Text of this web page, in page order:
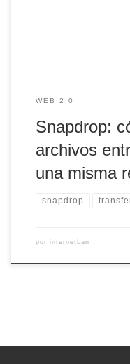
WEB 2.0
Snapdrop:
archivos
una misma
snapdrop
por internetLan